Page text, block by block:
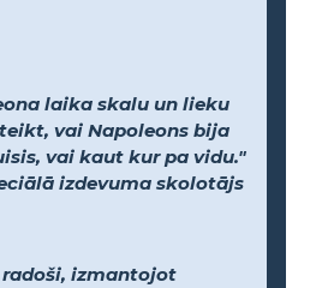
laika skalu un lieku
vai Napoleons bija
vai kaut kur pa vidu."
izdevuma skolotājs
radoši, izmantojot